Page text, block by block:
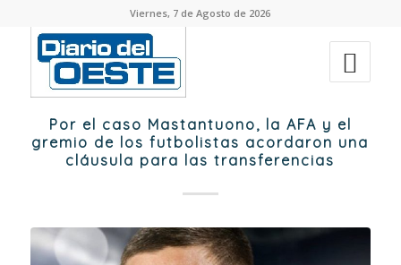
Viernes, 7 de Agosto de 2026
Por el caso Mastantuono, la AFA y el
gremio de los futbolistas acordaron una
cláusula para las transferencias